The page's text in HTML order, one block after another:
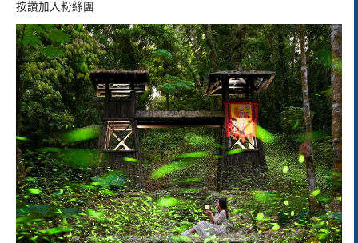
按讚加入粉絲團